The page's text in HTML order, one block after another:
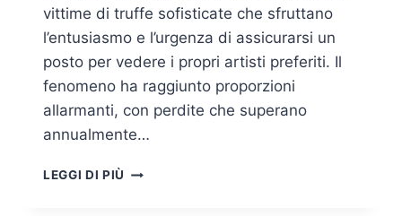
vittime di truffe sofisticate che sfruttano
l’entusiasmo e l’urgenza di assicurarsi un
posto per vedere i propri artisti preferiti. Il
fenomeno ha raggiunto proporzioni
allarmanti, con perdite che superano
annualmente…
LEGGI DI PIÙ TRUFFE